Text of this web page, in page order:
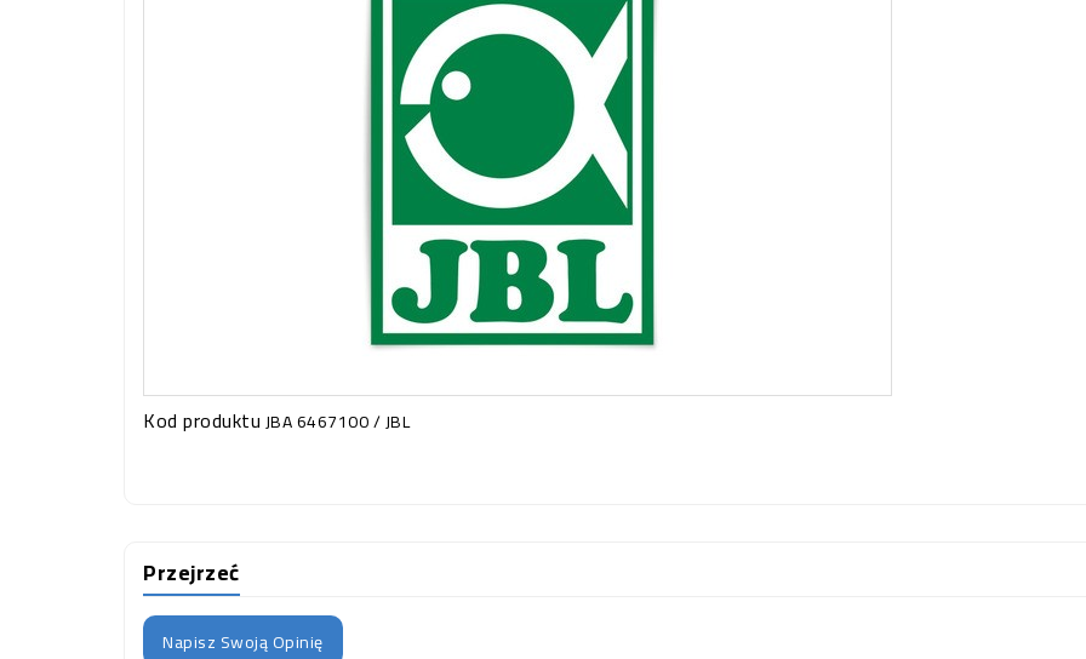
Kod produktuJBA 6467100 / JBL
Przejrzeć
Napisz Swoją Opinię